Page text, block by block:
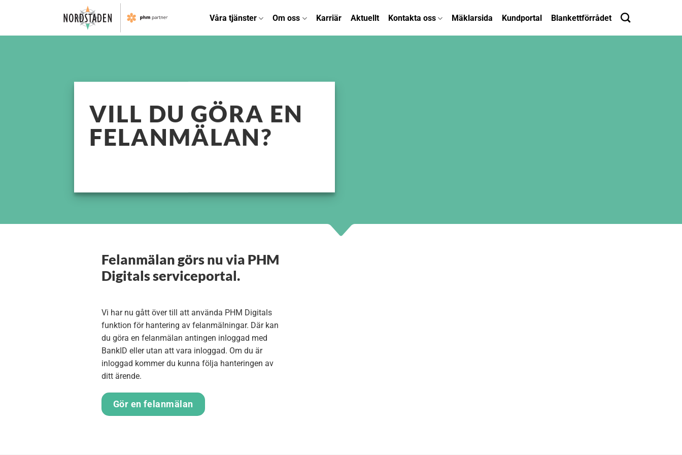
Våra tjänster Om oss Karriär Aktuellt Kontakta oss Mäklarsida Kundportal Blankettförrådet
VILL DU GÖRA EN
FELANMÄLAN?
Felanmälan görs nu via PHM
Digitals serviceportal.
Vi har nu gått över till att använda PHM Digitals
funktion för hantering av felanmälningar. Där kan
du göra en felanmälan antingen inloggad med
BankID eller utan att vara inloggad. Om du är
inloggad kommer du kunna följa hanteringen av
ditt ärende.
Gör en felanmälan